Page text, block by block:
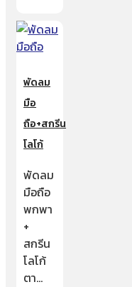
พัดลม
มือ
ถือ+สกรีน
โลโก้
พัดลม
มือถือ
พกพา
+
สกรีน
โลโก้
ตา…